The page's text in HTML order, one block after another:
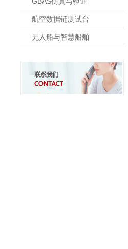
航空数据链测试台
无人船与智慧船舶